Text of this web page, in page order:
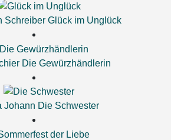
Schreiber Glück im Unglück
Die Gewürzhändlerin
Johann Die Schwester